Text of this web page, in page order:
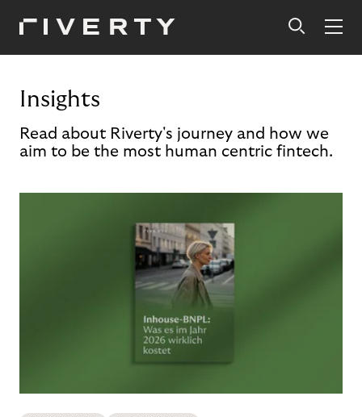
Insights
Read about Riverty's journey and how we
aim to be the most human centric fintech.